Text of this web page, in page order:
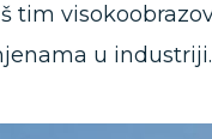
tim
u industriji.